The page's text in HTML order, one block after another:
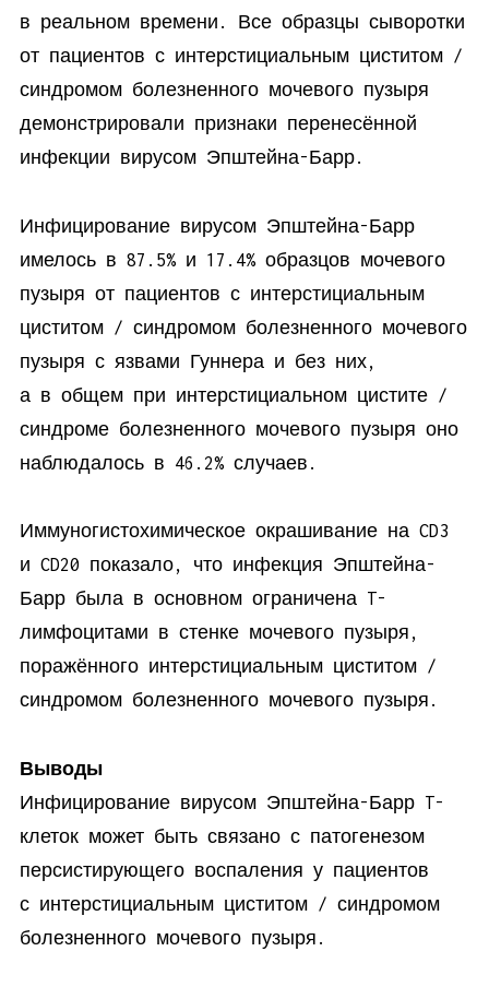
в реальном времени. Все образцы сыворотки
от пациентов с интерстициальным циститом /
синдромом болезненного мочевого пузыря
демонстрировали признаки перенесённой
инфекции вирусом Эпштейна-Барр.
Инфицирование вирусом Эпштейна-Барр
имелось в 87.5% и 17.4% образцов мочевого
пузыря от пациентов с интерстициальным
циститом / синдромом болезненного мочевого
пузыря с язвами Гуннера и без них,
а в общем при интерстициальном цистите /
синдроме болезненного мочевого пузыря оно
наблюдалось в 46.2% случаев.
Иммуногистохимическое окрашивание на CD3
и CD20 показало, что инфекция Эпштейна-
Барр была в основном ограничена T-
лимфоцитами в стенке мочевого пузыря,
поражённого интерстициальным циститом /
синдромом болезненного мочевого пузыря.
Выводы
Инфицирование вирусом Эпштейна-Барр T-
клеток может быть связано с патогенезом
персистирующего воспаления у пациентов
с интерстициальным циститом / синдромом
болезненного мочевого пузыря.